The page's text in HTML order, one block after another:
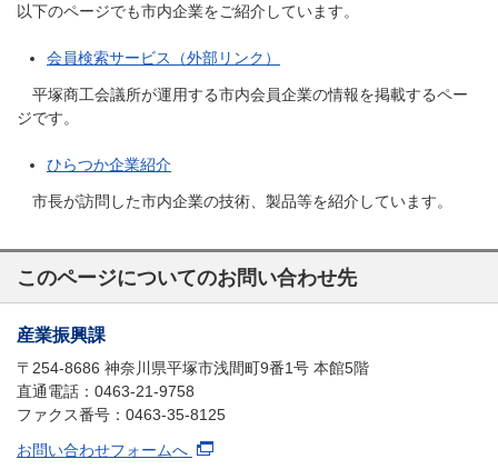
以下のページでも市内企業をご紹介しています。
会員検索サービス（外部リンク）
平塚商工会議所が運用する市内会員企業の情報を掲載するペー
ジです。
ひらつか企業紹介
市長が訪問した市内企業の技術、製品等を紹介しています。
このページについてのお問い合わせ先
産業振興課
〒254-8686 神奈川県平塚市浅間町9番1号 本館5階
直通電話：0463-21-9758
ファクス番号：0463-35-8125
お問い合わせフォームへ